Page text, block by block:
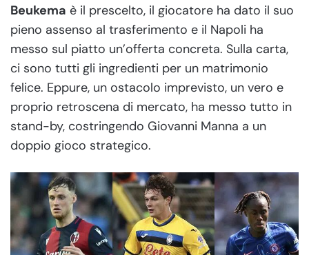
Beukema è il prescelto, il giocatore ha dato il suo
pieno assenso al trasferimento e il Napoli ha
messo sul piatto un’offerta concreta. Sulla carta,
ci sono tutti gli ingredienti per un matrimonio
felice. Eppure, un ostacolo imprevisto, un vero e
proprio retroscena di mercato, ha messo tutto in
stand-by, costringendo Giovanni Manna a un
doppio gioco strategico.